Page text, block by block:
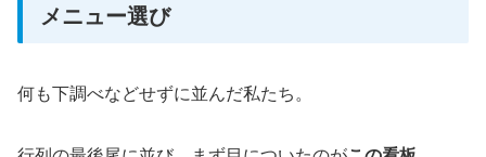
メニュー選び
何も下調べなどせずに並んだ私たち。